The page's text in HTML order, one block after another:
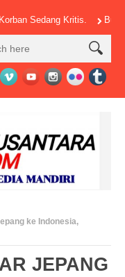
Kritis. Bupati Egi
ke Indonesia,
JEPANG